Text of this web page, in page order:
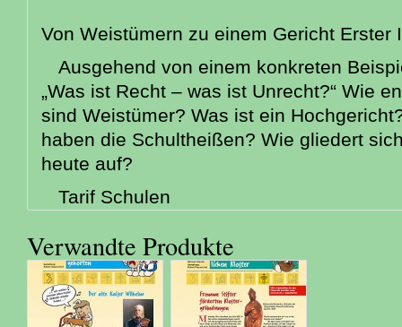
Von Weistümern zu einem Gericht Erster
Ausgehend von einem konkreten
„Was ist Recht – was ist Unrecht?“ Wie
sind Weistümer? Was ist ein
haben die Schultheißen? Wie gliedert
heute auf?
Tarif Schulen
Verwandte Produkte